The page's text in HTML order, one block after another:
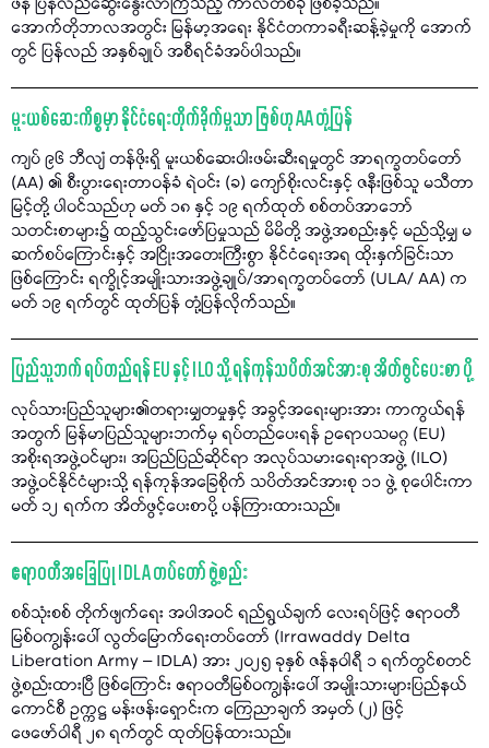
ဖန် ပြန်လည်ဆွေးနွေးလာကြသည့် ကာလတစ်ခု ဖြစ်ခဲ့သည်။
အောက်တိုဘာလအတွင်း မြန်မာ့အရေး နိုင်ငံတကာခရီးဆန့်ခဲ့မှုကို အောက်
တွင် ပြန်လည် အနှစ်ချုပ် အစီရင်ခံအပ်ပါသည်။
မူးယစ်ဆေးကိစ္စမှာ နိုင်ငံရေးတိုက်ခိုက်မှုသာ ဖြစ်ဟု AA တုံ့ပြန်
ကျပ် ၉၆ ဘီလျံ တန်ဖိုးရှိ မူးယစ်ဆေးဝါးဖမ်းဆီးရမှုတွင် အာရက္ခတပ်တော်
(AA) ၏ စီးပွားရေးတာဝန်ခံ ရဲဝင်း (ခ) ကျော်စိုးလင်းနှင့် ဇနီးဖြစ်သူ မသီတာ
မြင့်တို့ ပါဝင်သည်ဟု မတ် ၁၈ နှင့် ၁၉ ရက်ထုတ် စစ်တပ်အာဘော်
သတင်းစာများ၌ ထည့်သွင်းဖော်ပြမှုသည် မိမိတို့ အဖွဲ့အစည်းနှင့် မည်သို့မျှ မ
ဆက်စပ်ကြောင်းနှင့် အငြိုးအတေးကြီးစွာ နိုင်ငံရေးအရ ထိုးနှက်ခြင်းသာ
ဖြစ်ကြောင်း ရက္ခိုင့်အမျိုးသားအဖွဲ့ချုပ်/အာရက္ခတပ်တော် (ULA/ AA) က
မတ် ၁၉ ရက်တွင် ထုတ်ပြန် တုံ့ပြန်လိုက်သည်။
ပြည်သူဘက် ရပ်တည်ရန် EU နှင့် ILO သို့ ရန်ကုန်သပိတ်အင်အားစု အိတ်ဖွင်ပေးစာ ပို့
လုပ်သားပြည်သူများ၏တရားမျှတမှုနှင့် အခွင့်အရေးများအား ကာကွယ်ရန်
အတွက် မြန်မာပြည်သူများဘက်မှ ရပ်တည်ပေးရန် ဥရောပသမဂ္ဂ (EU)
အစိုးရအဖွဲ့ဝင်များ၊ အပြည်ပြည်ဆိုင်ရာ အလုပ်သမားရေးရာအဖွဲ့ (ILO)
အဖွဲ့ဝင်နိုင်ငံများသို့ ရန်ကုန်အခြေစိုက် သပိတ်အင်အားစု ၁၁ ဖွဲ့ စုပေါင်းကာ
မတ် ၁၂ ရက်က အိတ်ဖွင့်ပေးစာပို့ ပန်ကြားထားသည်။
ဧရာဝတီအခြေပြု IDLA တပ်တော် ဖွဲ့စည်း
စစ်သုံးစစ် တိုက်ဖျက်ရေး အပါအဝင် ရည်ရွယ်ချက် လေးရပ်ဖြင့် ဧရာဝတီ
မြစ်ဝကျွန်းပေါ် လွတ်မြောက်ရေးတပ်တော် (Irrawaddy Delta
Liberation Army – IDLA) အား ၂၀၂၅ ခုနှစ် ဇန်နဝါရီ ၁ ရက်တွင်စတင်
ဖွဲ့စည်းထားပြီ ဖြစ်ကြောင်း ဧရာဝတီမြစ်ဝကျွန်းပေါ် အမျိုးသားများပြည်နယ်
ကောင်စီ ဥက္ကဋ္ဌ မန်းဖန်းရှောင်းက ကြေညာချက် အမှတ် (၂) ဖြင့်
ဖေဖော်ဝါရီ ၂၈ ရက်တွင် ထုတ်ပြန်ထားသည်။